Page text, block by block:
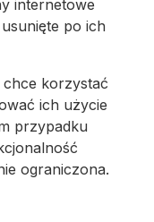
internetowe
po ich
korzystać
ich użycie
przypadku
ograniczona.